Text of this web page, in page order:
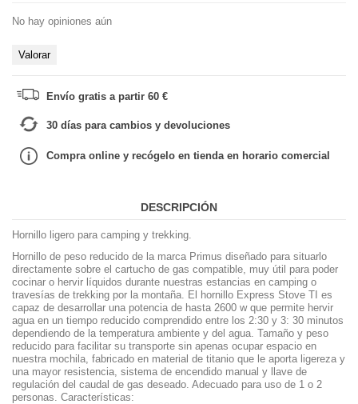
No hay opiniones aún
Valorar
Envío gratis a partir 60 €
30 días para cambios y devoluciones
Compra online y recógelo en tienda en horario comercial
DESCRIPCIÓN
Hornillo ligero para camping y trekking.
Hornillo de peso reducido de la marca Primus diseñado para situarlo
directamente sobre el cartucho de gas compatible, muy útil para poder
cocinar o hervir líquidos durante nuestras estancias en camping o
travesías de trekking por la montaña. El hornillo Express Stove TI es
capaz de desarrollar una potencia de hasta 2600 w que permite hervir
agua en un tiempo reducido comprendido entre los 2:30 y 3: 30 minutos
dependiendo de la temperatura ambiente y del agua. Tamaño y peso
reducido para facilitar su transporte sin apenas ocupar espacio en
nuestra mochila, fabricado en material de titanio que le aporta ligereza y
una mayor resistencia, sistema de encendido manual y llave de
regulación del caudal de gas deseado. Adecuado para uso de 1 o 2
personas. Características: